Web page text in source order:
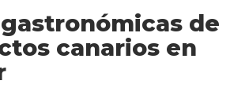
de
canarios en